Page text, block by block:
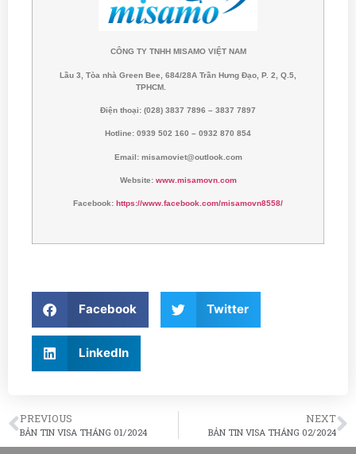
CÔNG TY TNHH MISAMO VIỆT NAM
Lầu 3, Tòa nhà Green Bee, 684/28A Trần Hưng Đạo , P. 2, Q.5,
TPHCM.
Điện thoại: (028) 3837 7896 – 3837 7897
Hotline: 0939 502 160 – 0932 870 854
Email: misamoviet@outlook.com
Website: www.misamovn.com
Facebook: https://www.facebook.com/misamovn8558/
Facebook Twitter
LinkedIn
PREVIOUS
BẢN TIN VISA THÁNG 01/2024
NEXT
BẢN TIN VISA THÁNG 02/2024